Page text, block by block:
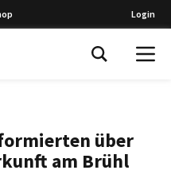
Login
über
am Brühl